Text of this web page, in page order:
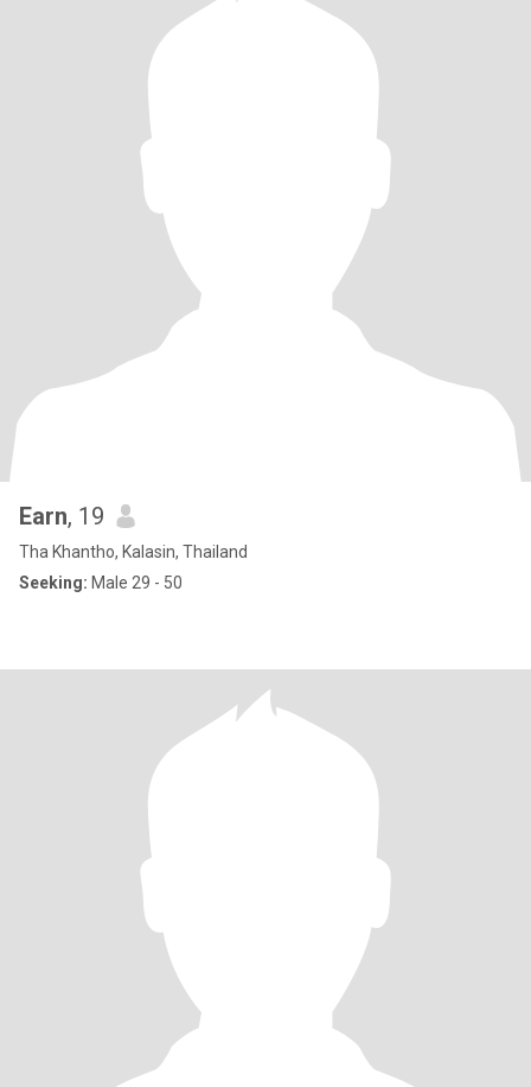
Earn, 19
Tha Khantho, Kalasin, Thailand
Seeking: Male 29 - 50